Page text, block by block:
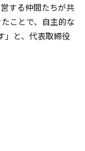
する仲間たちが共
ことで、自主的な
」と、代表取締役